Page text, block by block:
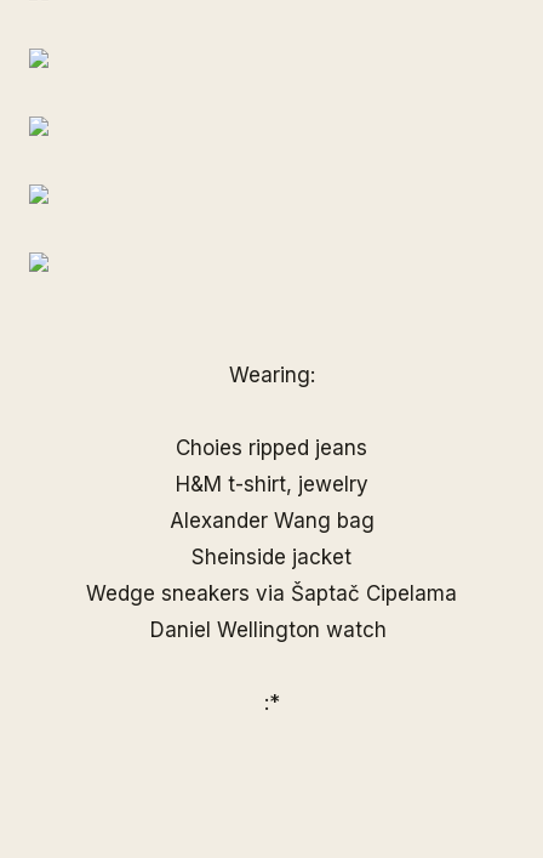
Wearing:
Choies ripped jeans
H&M t-shirt, jewelry
Alexander Wang bag
Sheinside jacket
Wedge sneakers via Šaptač Cipelama
Daniel Wellington watch
:*